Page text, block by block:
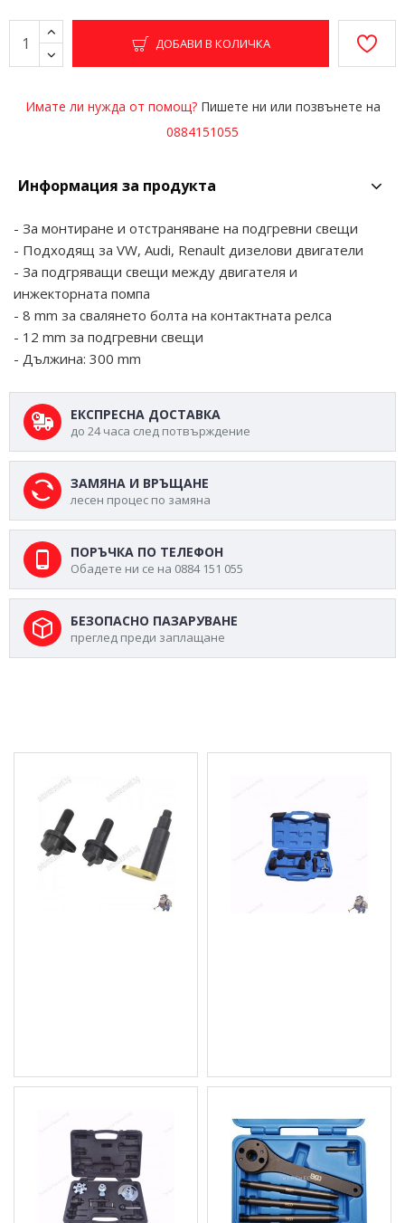
ДОБАВИ В КОЛИЧКА
Имате ли нужда от помощ?Пишете ни или позвънете на
0884151055
ЕКСПРЕСНА ДОСТАВКА
до 24 часа след потвърждение
ЗАМЯНА И ВРЪЩАНЕ
лесен процес по замяна
ПОРЪЧКА ПО ТЕЛЕФОН
Обадете ни се на 0884 151 055
БЕЗОПАСНО ПАЗАРУВАНЕ
преглед преди заплащане
Информация за продукта
- За монтиране и отстраняване на подгревни свещи
- Подходящ за VW, Audi, Renault дизелови двигатели
- За подгряващи свещи между двигателя и
инжекторната помпа
- 8 mm за свалянето болта на контактната релса
- 12 mm за подгревни свещи
- Дължина: 300 mm